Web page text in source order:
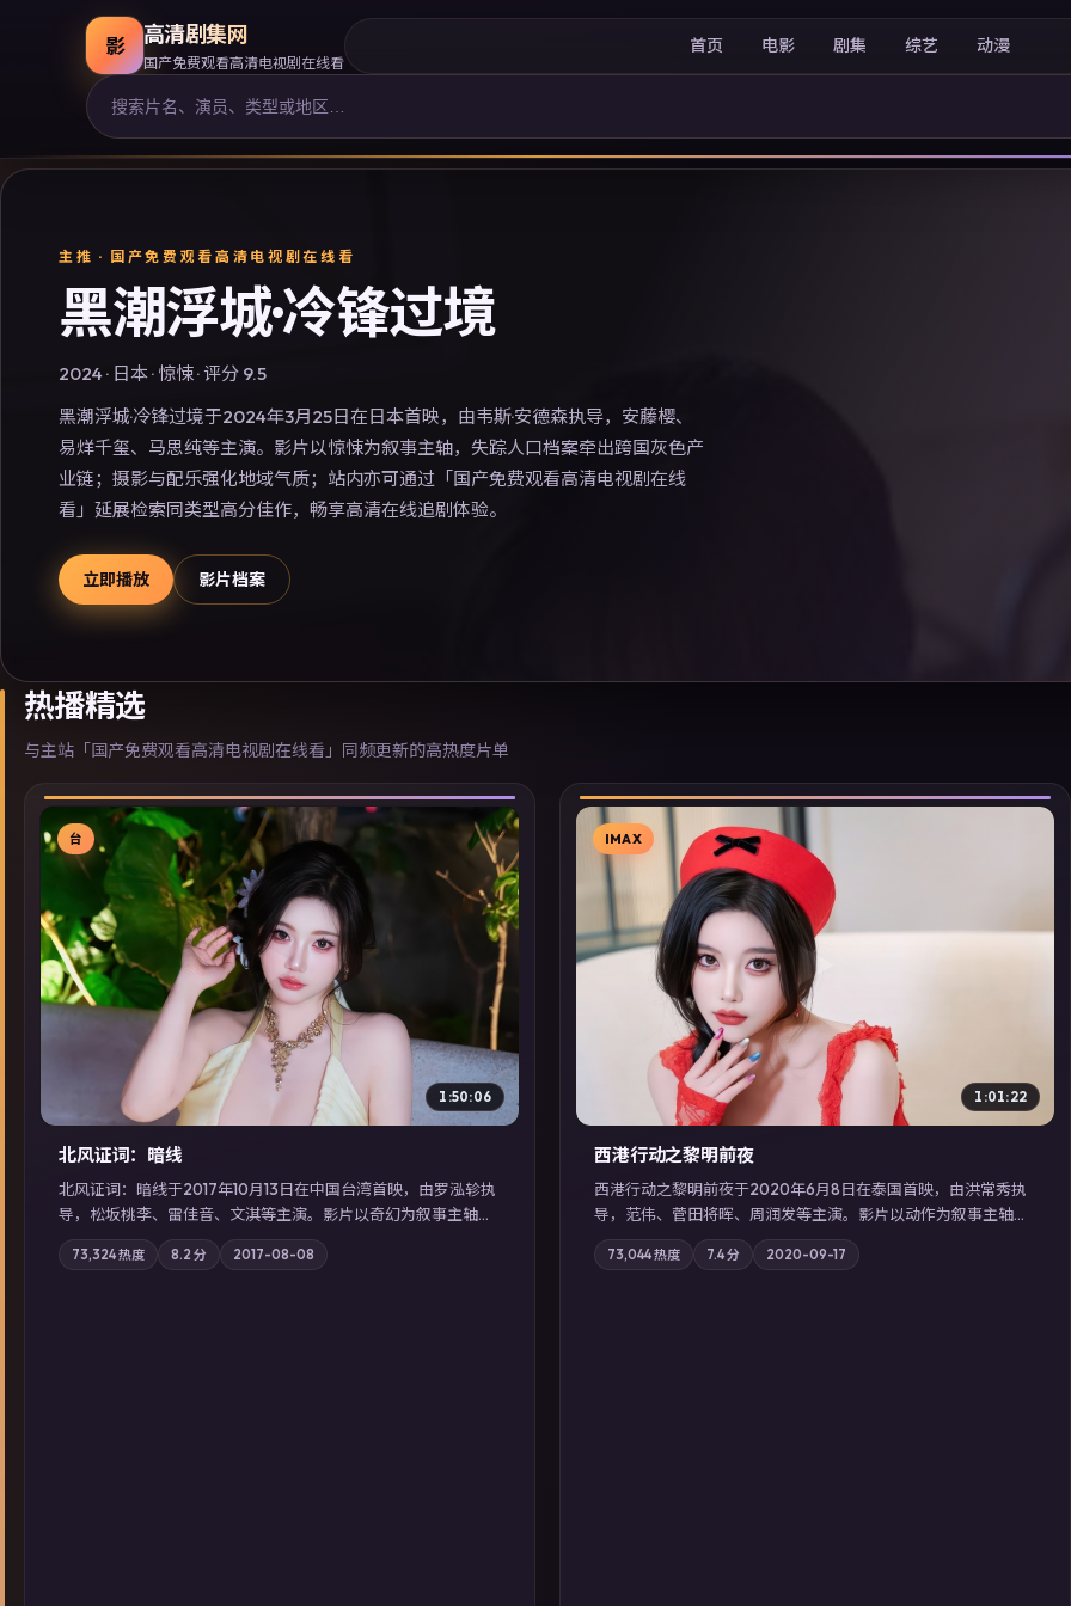
影 高清剧集网
国产免费观看高清电视剧在线看
首页 电影 剧集 综艺 动漫
主推 · 国产免费观看高清电视剧在线看
黑潮浮城·冷锋过境
2024· 日本· 惊悚· 评分 9.5
黑潮浮城·冷锋过境于2024年3月25日在日本首映，由韦斯·安德森执导，安藤樱、
易烊千玺、马思纯等主演。影片以惊悚为叙事主轴，失踪人口档案牵出跨国灰色产
业链；摄影与配乐强化地域气质；站内亦可通过「国产免费观看高清电视剧在线
看」延展检索同类型高分佳作，畅享高清在线追剧体验。
立即播放 影片档案
热播精选
与主站「国产免费观看高清电视剧在线看」同频更新的高热度片单
▶
台
1:50:06
北风证词：暗线
北风证词：暗线于2017年10月13日在中国台湾首映，由罗泓轸执
导，松坂桃李、雷佳音、文淇等主演。影片以奇幻为叙事主轴，
旧案重提，真相与谎言在同一条时间线上交锋；摄影与配乐强化
地域气质；站内亦可通过「国产免费观看高清电视剧在线看」延
73,324热度 8.2 分 2017-08-08
▶
IMAX
1:01:22
西港行动之黎明前夜
西港行动之黎明前夜于2020年6月8日在泰国首映，由洪常秀执
导，范伟、菅田将晖、周润发等主演。影片以动作为叙事主轴，
亲情与职责必须在倒计时结束前做出抉择；摄影与配乐强化地域
气质；站内亦可通过「国产免费观看高清电视剧在线看」延展检
73,044热度 7.4分 2020-09-17